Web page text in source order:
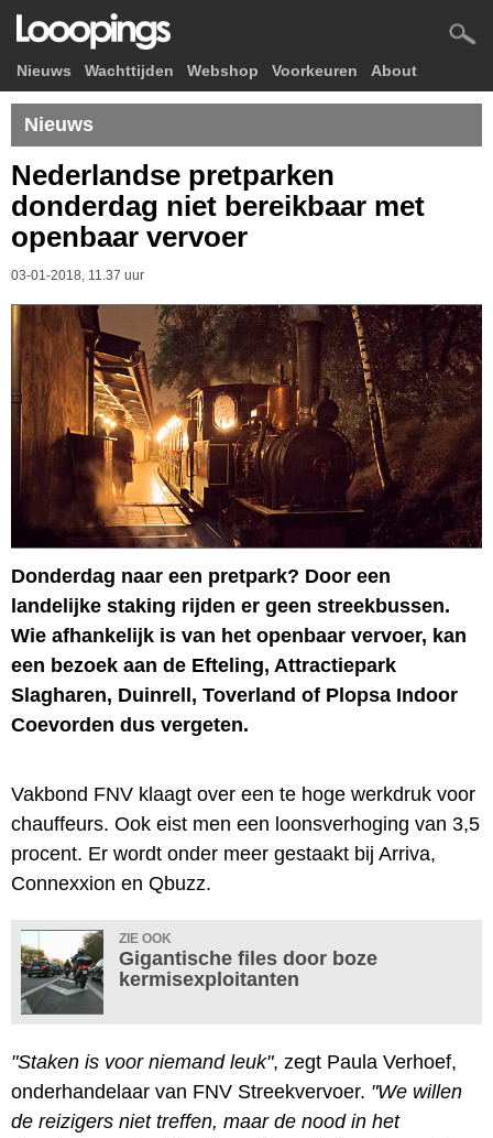
Nieuws Wachttijden Webshop Voorkeuren About
Nieuws
Nederlandse pretparken
donderdag niet bereikbaar met
openbaar vervoer
03-01-2018, 11.37 uur
Donderdag naar een pretpark? Door een
landelijke staking rijden er geen streekbussen.
Wie afhankelijk is van het openbaar vervoer, kan
een bezoek aan de Efteling, Attractiepark
Slagharen, Duinrell, Toverland of Plopsa Indoor
Coevorden dus vergeten.
Vakbond FNV klaagt over een te hoge werkdruk voor
chauffeurs. Ook eist men een loonsverhoging van 3,5
procent. Er wordt onder meer gestaakt bij Arriva,
Connexxion en Qbuzz.
ZIE OOK
Gigantische files door boze
kermisexploitanten
"Staken is voor niemand leuk", zegt Paula Verhoef,
onderhandelaar van FNV Streekvervoer. "We willen
de reizigers niet treffen, maar de nood in het